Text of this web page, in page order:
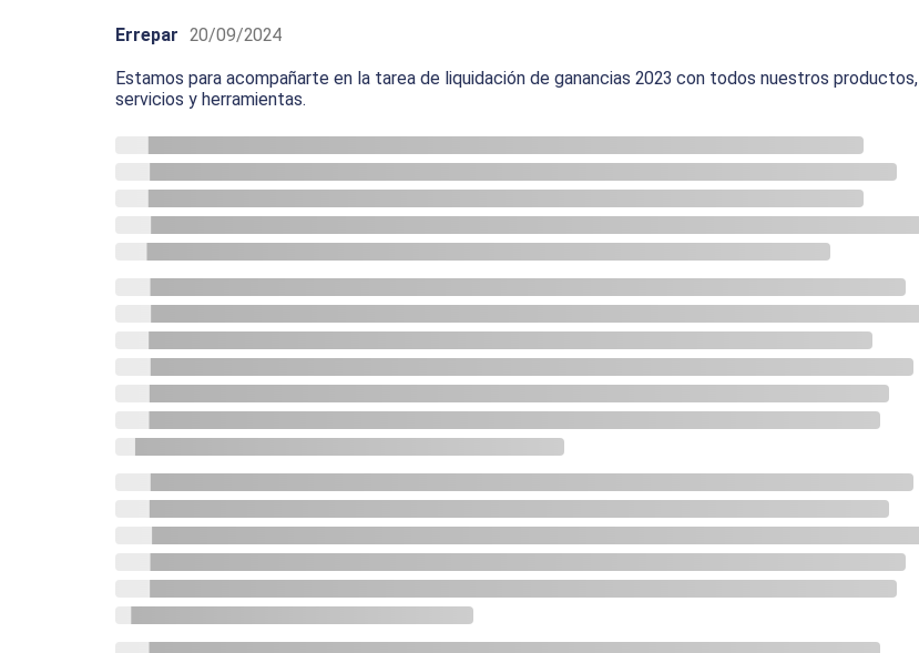
Errepar 20/09/2024
Estamos para acompañarte en la tarea de liquidación de ganancias 2023 con todos nuestros productos,
servicios y herramientas.